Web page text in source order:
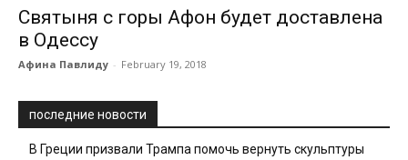
Святыня с горы Афон будет доставлена
в Одессу
Афина Павлиду - February 19, 2018
последние новости
В Греции призвали Трампа помочь вернуть скульптуры